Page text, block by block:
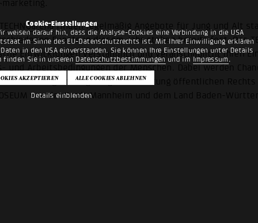
Cookie-Einstellungen
weisen darauf hin, dass die Analyse-Cookies eine Verbindung in die USA
im Sinne des EU-Datenschutzrechts ist. Mit Ihrer Einwilligung erklären
in den USA einverstanden. Sie können Ihre Einstellungen unter Details
finden Sie in unseren Datenschutzbestimmungen und im Impressum.
Details einblenden
TECHNOarenafinden regelmäßig Angebote für Jung und Alt
Events in diesem Jahr stehen bereits fest. Das
Entwicklungen verständlich und veranschaulicht ihren
und Arbeitsbedingungen der Menschen. Dabei werden
Technologien aufgezeigt. Als Stiftung öffentlichen Rechts
von der Stadt Mannheim und dem Land Baden-